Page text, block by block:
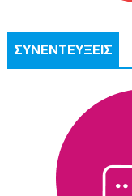
ΣΥΝΕΝΤΕΥΞΕΙΣ